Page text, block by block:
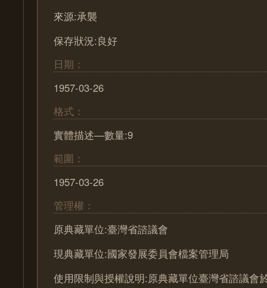
來源:承襲
保存狀況:良好
日期：
1957-03-26
格式：
實體描述—數量:9
範圍：
1957-03-26
管理權：
原典藏單位:臺灣省諮議會
現典藏單位:國家發展委員會檔案管理局
使用限制與授權說明:原典藏單位臺灣省諮議會